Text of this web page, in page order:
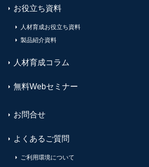
お役立ち資料
人材育成お役立ち資料
製品紹介資料
人材育成コラム
無料Webセミナー
お問合せ
よくあるご質問
ご利用環境について